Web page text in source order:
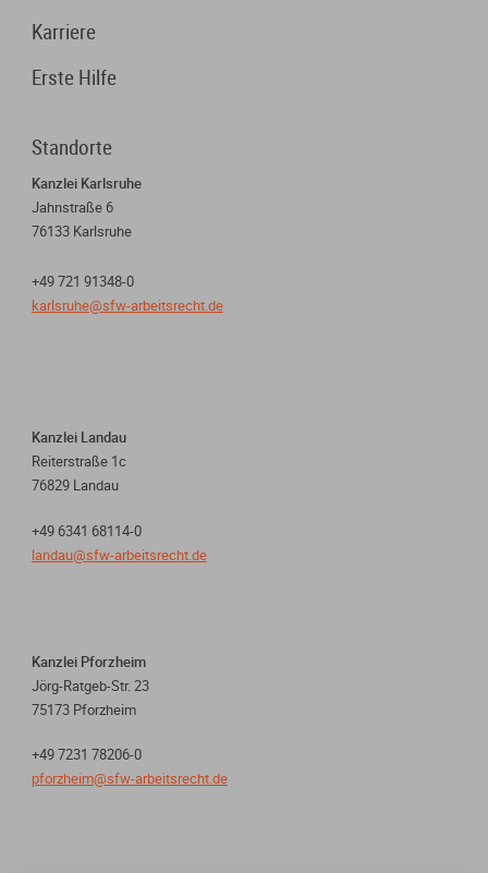
Karriere
Erste Hilfe
Standorte
Kanzlei Karlsruhe
Jahnstraße 6
76133 Karlsruhe
+49 721 91348-0
karlsruhe@sfw-arbeitsrecht.de
Kanzlei Landau
Reiterstraße 1c
76829 Landau
+49 6341 68114-0
landau@sfw-arbeitsrecht.de
Kanzlei Pforzheim
Jörg-Ratgeb-Str. 23
75173 Pforzheim
+49 7231 78206-0
pforzheim@sfw-arbeitsrecht.de